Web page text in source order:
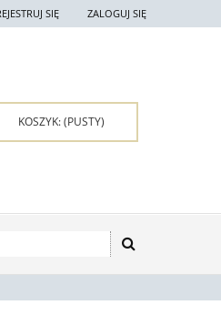
SIĘ ZALOGUJ SIĘ
KOSZYK:(PUSTY)